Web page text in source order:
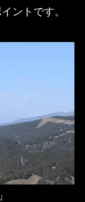
ントです。